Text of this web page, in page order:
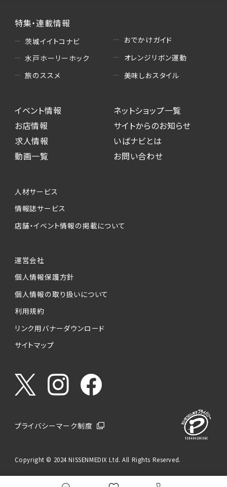
特集・連載情報
茨城イイトコナビ
水戸ホーリーホック
旅のススメ
おでかけガイド
オレンジリボン運動
美味しおスタイル
イベント情報
お店情報
求人情報
動画一覧
ネットショップ一覧
サイトからのお知らせ
いばナビとは
お問い合わせ
人材サービス
情報誌サービス
店舗・イベント情報の掲載について
運営会社
個人情報保護方針
個人情報の取り扱いについて
利用規約
リンク用バナーダウンロード
サイトマップ
プライバシーマーク制度
Copyright © 2024 NISSENMEDIX Ltd. All Rights Reserved.